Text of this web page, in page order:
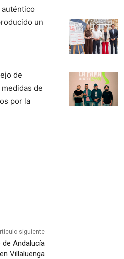
un
de
de
por la
siguiente
de Andalucía
en Villaluenga